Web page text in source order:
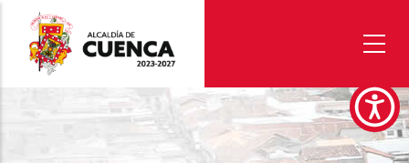
contenido
principal